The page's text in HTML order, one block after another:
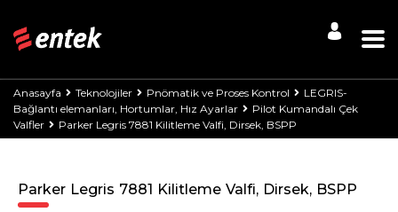
Anasayfa Teknolojiler Pnömatik ve Proses Kontrol
LEGRIS-
Bağlantı elemanları, Hortumlar, Hız Ayarlar
Pilot Kumandalı Çek
Valfler
Parker Legris 7881 Kilitleme Valfi, Dirsek, BSPP
Parker Legris 7881 Kilitleme Valfi, Dirsek, BSPP